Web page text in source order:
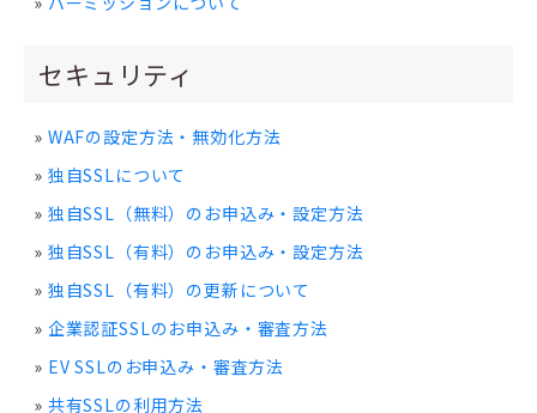
セキュリティ
WAFの設定方法・無効化方法
独自SSLについて
独自SSL（無料）のお申込み・設定方法
独自SSL（有料）のお申込み・設定方法
独自SSL（有料）の更新について
企業認証SSLのお申込み・審査方法
EV SSLのお申込み・審査方法
共有SSLの利用方法